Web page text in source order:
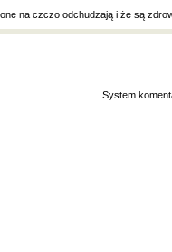
na czczo odchudzają i że są
System